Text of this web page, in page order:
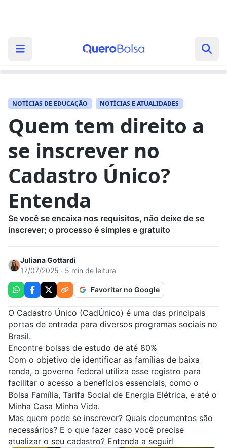
NOTÍCIAS DE EDUCAÇÃO NOTÍCIAS E ATUALIDADES
Quem tem direito a
se inscrever no
Cadastro Único?
Entenda
Se você se encaixa nos requisitos, não deixe de se
inscrever; o processo é simples e gratuito
Juliana Gottardi
17/07/2025 · 5 min de leitura
Favoritar no Google
O Cadastro Único (CadÚnico) é uma das principais
portas de entrada para diversos programas sociais no
Brasil.
Encontre bolsas de estudo de até 80%
Com o objetivo de identificar as famílias de baixa
renda, o governo federal utiliza esse registro para
facilitar o acesso a benefícios essenciais, como o
Bolsa Família, Tarifa Social de Energia Elétrica, e até o
Minha Casa Minha Vida.
Mas quem pode se inscrever? Quais documentos são
necessários? E o que fazer caso você precise
atualizar o seu cadastro? Entenda a seguir!